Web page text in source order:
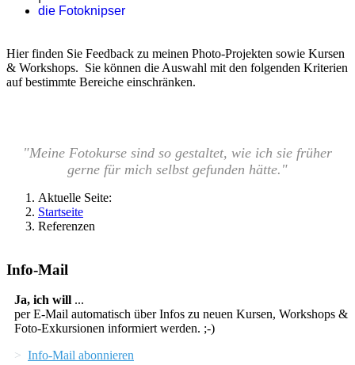
die Fotoknipser
Hier finden Sie Feedback zu meinen Photo-Projekten sowie Kursen
& Workshops. Sie können die Auswahl mit den folgenden Kriterien
auf bestimmte Bereiche einschränken.
"Meine Fotokurse sind so gestaltet, wie ich sie früher
gerne für mich selbst gefunden hätte."
Aktuelle Seite:
Startseite
Referenzen
Info-Mail
Ja, ich will ...
per E-Mail automatisch über Infos zu neuen Kursen, Workshops &
Foto-Exkursionen informiert werden. ;-)
> Info-Mail abonnieren